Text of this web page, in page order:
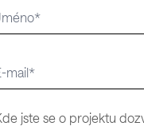
jste se o projektu